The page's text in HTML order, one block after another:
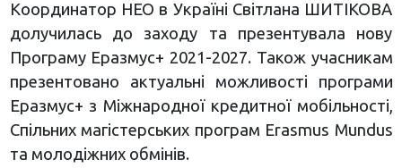
Координатор НЕО в Україні Світлана ШИТІКОВА
долучилась до заходу та презентувала нову
Програму Еразмус+ 2021-2027. Також учасникам
презентовано актуальні можливості програми
Еразмус+ з Міжнародної кредитної мобільності,
Спільних магістерських програм Erasmus Mundus
та молодіжних обмінів.